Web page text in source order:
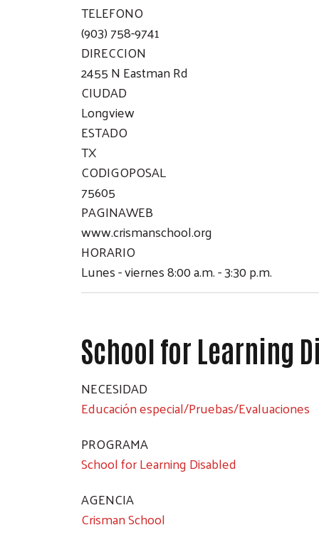
TELEFONO
(903) 758-9741
DIRECCION
2455 N Eastman Rd
CIUDAD
Longview
ESTADO
TX
CODIGOPOSAL
75605
PAGINAWEB
www.crismanschool.org
HORARIO
Lunes - viernes 8:00 a.m. - 3:30 p.m.
School for Learning
NECESIDAD
Educación especial/Pruebas/Evaluaciones
PROGRAMA
School for Learning Disabled
AGENCIA
Crisman School